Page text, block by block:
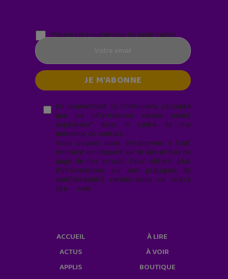
Parentalité numérique (le lundi matin)
En soumettant ce formulaire, j’accepte
que les informations saisies soient
exploitées* dans le cadre de ma
demande de contact.
Vous pouvez vous désabonner à tout
moment en cliquant sur le lien en bas de
page de nos emails. Pour obtenir plus
d'informations sur nos pratiques de
confidentialité, rendez-vous sur notre
site web
ACCUEIL
ACTUS
APPLIS
À LIRE
À VOIR
BOUTIQUE